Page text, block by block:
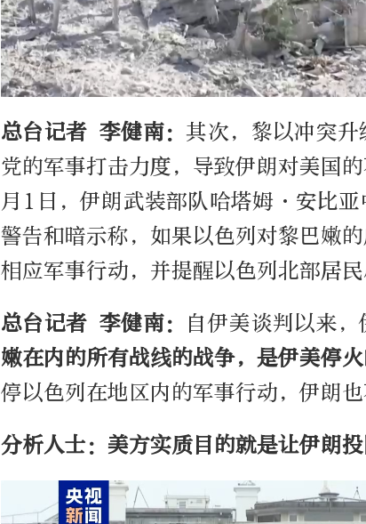
总台记者 李健南： 其次，黎以冲突
党的军事打击力度，导致伊朗对美国
月1日，伊朗武装部队哈塔姆·安比
警告和暗示称，如果以色列对黎巴嫩
相应军事行动，并提醒以色列北部居民
总台记者 李健南： 自伊美谈判以来
嫩在内的所有战线的战争，是伊美停
停以色列在地区内的军事行动，伊朗
分析人士：美方实质目的就是让伊朗